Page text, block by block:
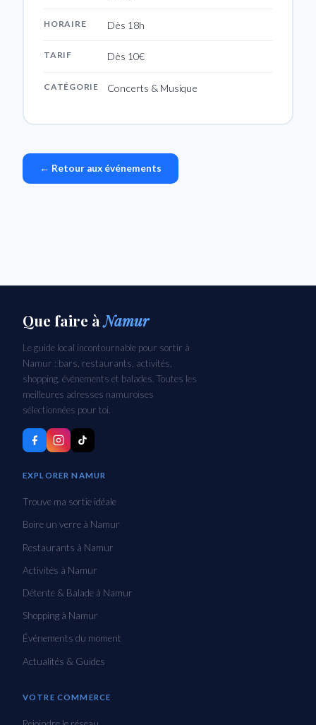
HORAIRE Dès 18h
TARIF Dès 10€
CATÉGORIE Concerts & Musique
← Retour aux événements
Que faire àNamur
Le guide local incontournable pour sortir à
Namur : bars, restaurants, activités,
shopping, événements et balades. Toutes les
meilleures adresses namuroises
sélectionnées pour toi.
EXPLORER NAMUR
Trouve ma sortie idéale
Boire un verre à Namur
Restaurants à Namur
Activités à Namur
Détente & Balade à Namur
Shopping à Namur
Événements du moment
Actualités & Guides
VOTRE COMMERCE